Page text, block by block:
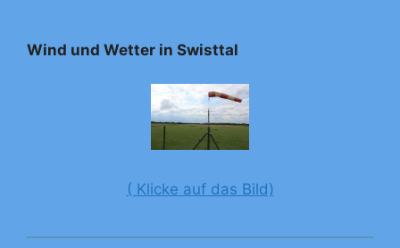
Wind und Wetter in Swisttal
( Klicke auf das Bild)